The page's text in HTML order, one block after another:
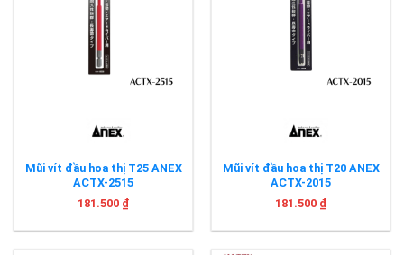
Mũi vít đầu hoa thị T25 ANEX
ACTX-2515
181.500 ₫
Mũi vít đầu hoa thị T20 ANEX
ACTX-2015
181.500 ₫